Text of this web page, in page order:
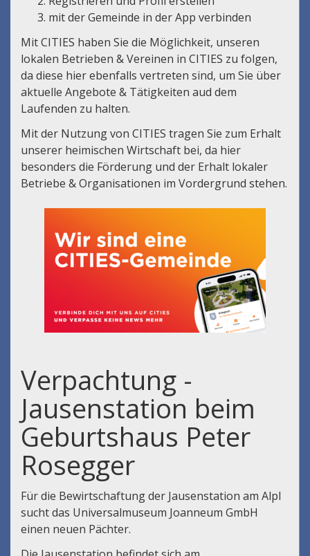
mit der Gemeinde in der App verbinden
Mit CITIES haben Sie die Möglichkeit, unseren
lokalen Betrieben & Vereinen in CITIES zu folgen,
da diese hier ebenfalls vertreten sind, um Sie über
aktuelle Angebote & Tätigkeiten aud dem
Laufenden zu halten.
Mit der Nutzung von CITIES tragen Sie zum Erhalt
unserer heimischen Wirtschaft bei, da hier
besonders die Förderung und der Erhalt lokaler
Betriebe & Organisationen im Vordergrund stehen.
Verpachtung -
Jausenstation beim
Geburtshaus Peter
Rosegger
Für die Bewirtschaftung der Jausenstation am Alpl
sucht das Universalmuseum Joanneum GmbH
einen neuen Pächter.